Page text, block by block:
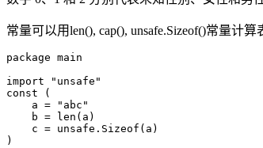
常量可以用len(), cap(), unsafe.Sizeof()常量计
package main
import "unsafe"
const (
    a = "abc"
    b = len(a)
    c = unsafe.Sizeof(a)
)